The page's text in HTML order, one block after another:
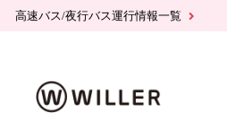
高速バス/夜行バス運行情報一覧